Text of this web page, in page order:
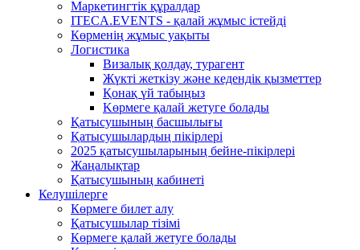
Маркетингтік құралдар
ITECA.EVENTS - қалай жұмыс істейді
Көрменің жұмыс уақыты
Логистика
Визалық қолдау, турагент
Жүкті жеткізу және кедендік қызметтер
Қонақ үй табыңыз
Kөрмеге қалай жетуге болады
Қатысушының басшылығы
Қатысушылардың пікірлері
2025 қатысушыларының бейне-пікірлері
Жаңалықтар
Қатысушының кабинеті
Келушілерге
Көрмеге билет алу
Қатысушылар тізімі
Көрмеге қалай жетуге болады